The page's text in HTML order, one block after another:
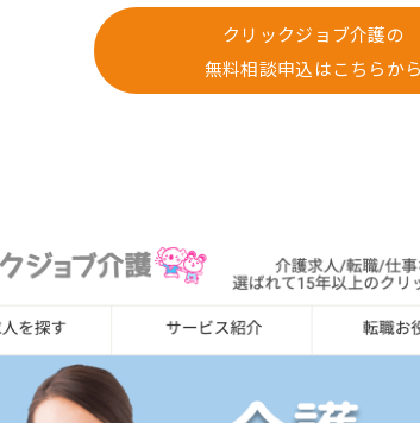
クリックジョブ介護の
無料相談申込はこちらから